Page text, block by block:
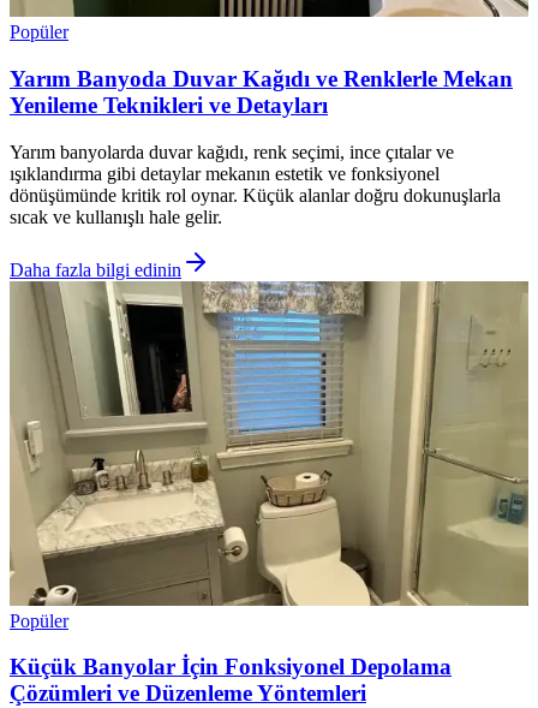
Popüler
Yarım Banyoda Duvar Kağıdı ve Renklerle Mekan
Yenileme Teknikleri ve Detayları
Yarım banyolarda duvar kağıdı, renk seçimi, ince çıtalar ve
ışıklandırma gibi detaylar mekanın estetik ve fonksiyonel
dönüşümünde kritik rol oynar. Küçük alanlar doğru dokunuşlarla
sıcak ve kullanışlı hale gelir.
Daha fazla bilgi edinin
Popüler
Küçük Banyolar İçin Fonksiyonel Depolama
Çözümleri ve Düzenleme Yöntemleri